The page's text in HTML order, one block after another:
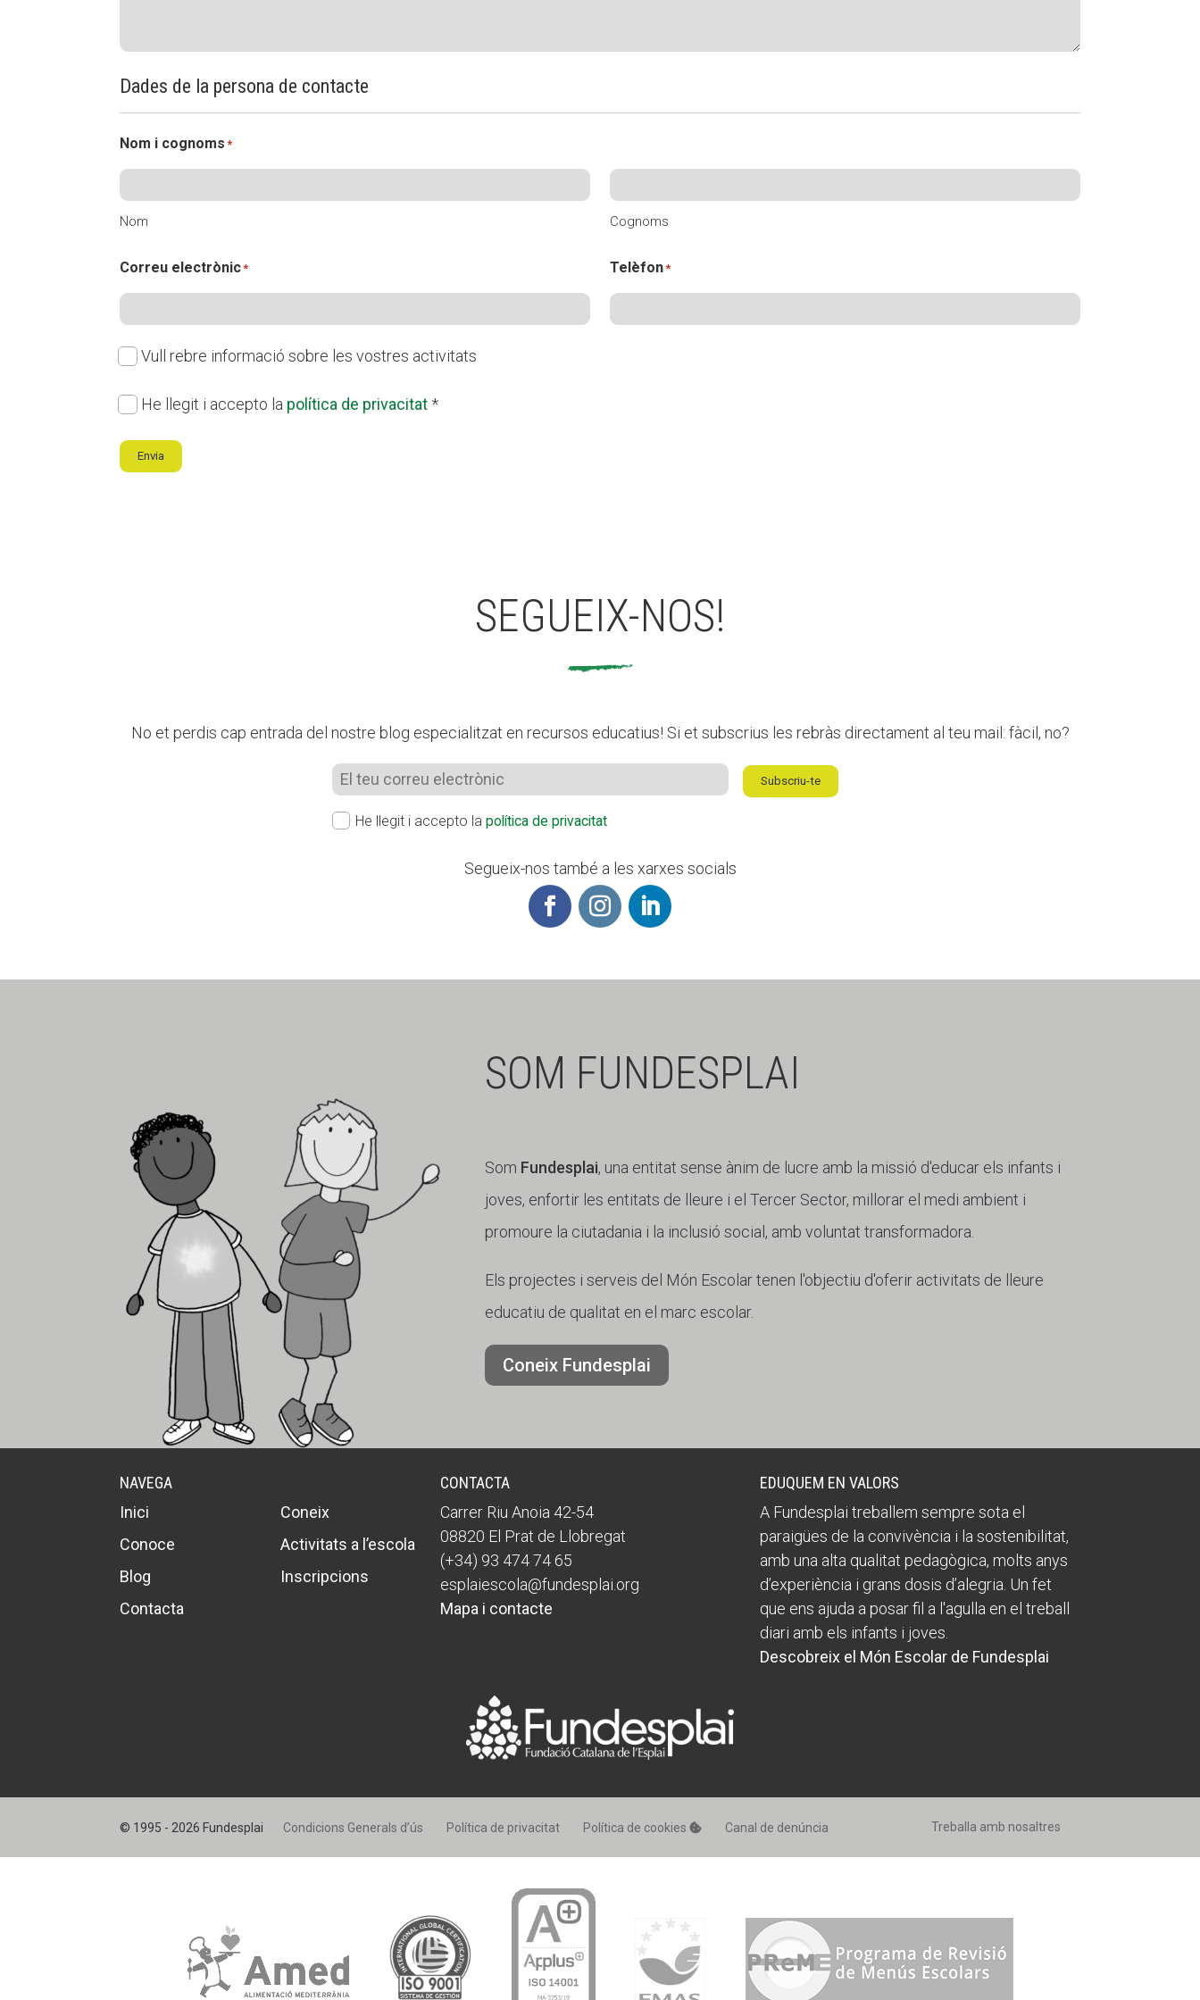
Dades de la persona de contacte
Nom i cognoms *
Nom Cognoms
Correu electrònic* Telèfon*
Susbcripció
Vull rebre informació sobre les vostres activitats
Política
privacitat
He llegit i accepto la política de privacitat*
Envia
SEGUEIX-NOS!
No et perdis cap entrada del nostre blog especialitzat en recursos educatius! Si et subscrius les rebràs directament al teu mail: fàcil, no?
He llegit i accepto la política de privacitat
Subscriu-te
Segueix-nos també a les xarxes socials
SOM FUNDESPLAI
Som Fundesplai, una entitat sense ànim de lucre amb la missió d'educar els infants i
joves, enfortir les entitats de lleure i el Tercer Sector, millorar el medi ambient i
promoure la ciutadania i la inclusió social, amb voluntat transformadora.
Els projectes i serveis del Món Escolar tenen l'objectiu d'oferir activitats de lleure
educatiu de qualitat en el marc escolar.
Coneix Fundesplai
NAVEGA
Inici
Coneix
Conoce
Activitats a l’escola
Blog
Inscripcions
Contacta
CONTACTA
Carrer Riu Anoia 42-54
08820 El Prat de Llobregat
(+34) 93 474 74 65
esplaiescola@fundesplai.org
Mapa i contacte
EDUQUEM EN VALORS
A Fundesplai treballem sempre sota el
paraigües de la convivència i la sostenibilitat,
amb una alta qualitat pedagògica, molts anys
d’experiència i grans dosis d’alegria. Un fet
que ens ajuda a posar fil a l'agulla en el treball
diari amb els infants i joves.
Descobreix el Món Escolar de Fundesplai
© 1995 - 2026 Fundesplai Condicions Generals d’ús Política de privacitat Política de cookies Treballa amb nosaltres
Canal de denúncia